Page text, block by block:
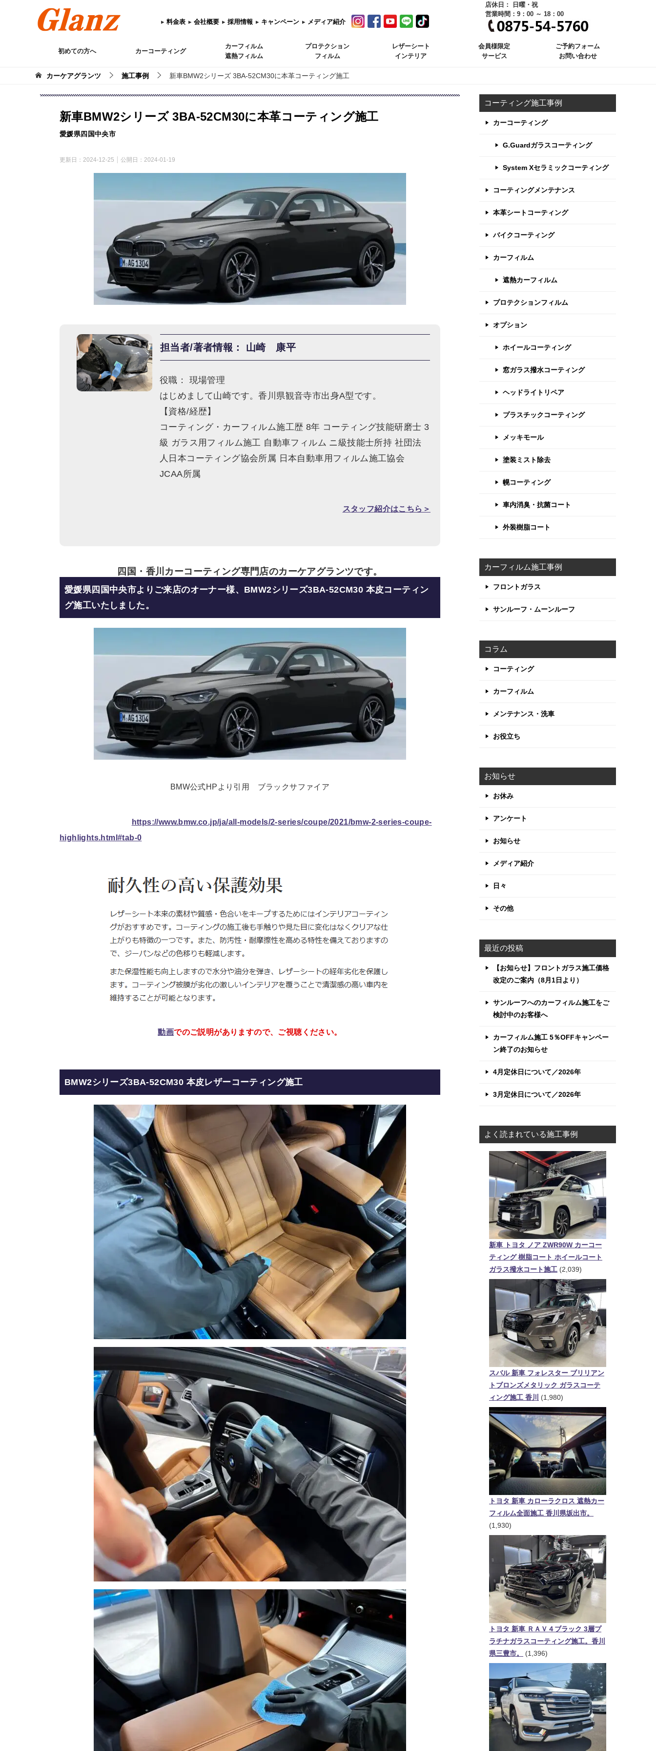
▸ 料金表 ▸ 会社概要 ▸ 採用情報 ▸ キャンペーン ▸ メディア紹介
店休日： 日曜・祝
営業時間：9：00 ～ 18：00
初めての方へ カーコーティング
カーフィルム
遮熱フィルム
プロテクション
フィルム
レザーシート
インテリア
会員様限定
サービス
ご予約フォーム
お問い合わせ
カーケアグランツ 施工事例 新車BMW2シリーズ 3BA-52CM30に本革コーティング施工
新車BMW2シリーズ 3BA-52CM30に本革コーティング施工
愛媛県四国中央市
更新日： 2024-12-25 公開日： 2024-01-19
担当者/著者情報： 山崎 康平
役職： 現場管理
はじめまして山崎です。香川県観音寺市出身A型です。
【資格/経歴】
コーティング・カーフィルム施工歴 8年 コーティング技能研磨士 3
級 ガラス用フィルム施工 自動車フィルム ニ級技能士所持 社団法
人日本コーティング協会所属 日本自動車用フィルム施工協会
JCAA所属
スタッフ紹介はこちら＞
四国・香川カーコーティング専門店のカーケアグランツです。
愛媛県四国中央市よりご来店のオーナー様、BMW2シリーズ3BA-52CM30 本皮コーティン
グ施工いたしました。
BMW公式HPより引用 ブラックサファイア
https://www.bmw.co.jp/ja/all-models/2-series/coupe/2021/bmw-2-series-coupe-
highlights.html#tab-0
動画でのご説明がありますので、ご視聴ください。
BMW2シリーズ3BA-52CM30 本皮レザーコーティング施工
コーティング施工事例
カーコーティング
G.Guardガラスコーティング
System Xセラミックコーティング
コーティングメンテナンス
本革シートコーティング
バイクコーティング
カーフィルム
遮熱カーフィルム
プロテクションフィルム
オプション
ホイールコーティング
窓ガラス撥水コーティング
ヘッドライトリペア
プラスチックコーティング
メッキモール
塗装ミスト除去
幌コーティング
車内消臭・抗菌コート
外装樹脂コート
カーフィルム施工事例
フロントガラス
サンルーフ・ムーンルーフ
コラム
コーティング
カーフィルム
メンテナンス・洗車
お役立ち
お知らせ
お休み
アンケート
お知らせ
メディア紹介
日々
その他
最近の投稿
【お知らせ】フロントガラス施工価格
改定のご案内（8月1日より）
サンルーフへのカーフィルム施工をご
検討中のお客様へ
カーフィルム施工 5％OFFキャンペー
ン終了のお知らせ
4月定休日について／2026年
3月定休日について／2026年
よく読まれている施工事例
新車 トヨタ ノア ZWR90W カーコー
ティング 樹脂コート ホイールコート
ガラス撥水コート施工 (2,039)
スバル 新車 フォレスター ブリリアン
トブロンズメタリック ガラスコーテ
ィング施工 香川
(1,980)
トヨタ 新車 カローラクロス 遮熱カー
フィルム全面施工 香川県坂出市。
(1,930)
トヨタ 新車 ＲＡＶ４ブラック 3層プ
ラチナガラスコーティング施工。香川
県三豊市。
(1,396)